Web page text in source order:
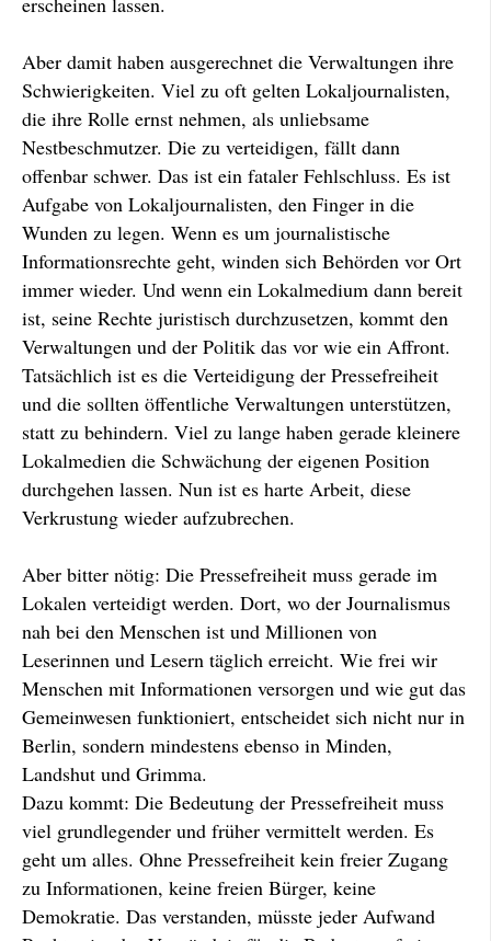
Aber damit haben ausgerechnet die Verwaltungen ihre
Schwierigkeiten. Viel zu oft gelten Lokaljournalisten,
die ihre Rolle ernst nehmen, als unliebsame
Nestbeschmutzer. Die zu verteidigen, fällt dann
offenbar schwer. Das ist ein fataler Fehlschluss. Es ist
Aufgabe von Lokaljournalisten, den Finger in die
Wunden zu legen. Wenn es um journalistische
Informationsrechte geht, winden sich Behörden vor Ort
immer wieder. Und wenn ein Lokalmedium dann bereit
ist, seine Rechte juristisch durchzusetzen, kommt den
Verwaltungen und der Politik das vor wie ein Affront.
Tatsächlich ist es die Verteidigung der Pressefreiheit
und die sollten öffentliche Verwaltungen unterstützen,
statt zu behindern. Viel zu lange haben gerade kleinere
Lokalmedien die Schwächung der eigenen Position
durchgehen lassen. Nun ist es harte Arbeit, diese
Verkrustung wieder aufzubrechen.
Aber bitter nötig: Die Pressefreiheit muss gerade im
Lokalen verteidigt werden. Dort, wo der Journalismus
nah bei den Menschen ist und Millionen von
Leserinnen und Lesern täglich erreicht. Wie frei wir
Menschen mit Informationen versorgen und wie gut das
Gemeinwesen funktioniert, entscheidet sich nicht nur in
Berlin, sondern mindestens ebenso in Minden,
Landshut und Grimma.
Dazu kommt: Die Bedeutung der Pressefreiheit muss
viel grundlegender und früher vermittelt werden. Es
geht um alles. Ohne Pressefreiheit kein freier Zugang
zu Informationen, keine freien Bürger, keine
Demokratie. Das verstanden, müsste jeder Aufwand